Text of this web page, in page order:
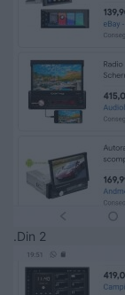
.Din 2